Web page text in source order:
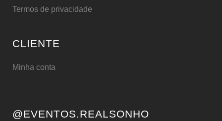
Termos de privacidade
CLIENTE
Minha conta
@EVENTOS.REALSONHO